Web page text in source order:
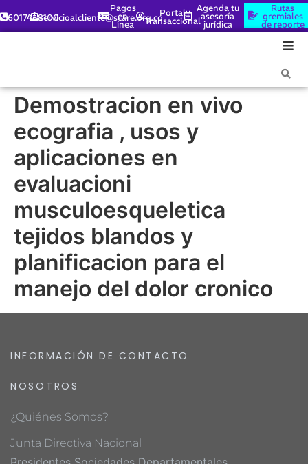
6017448100servicioalcliente@scare.org.co
Pagos
en
Línea
Portal
Transaccional
Agenda tu
asesoría
jurídica
Rutas
gremiales
de reporte
Demostracion en vivo
ecografia , usos y
aplicaciones en
evaluacioni
musculoesqueletica
tejidos blandos y
planificacion para el
manejo del dolor cronico
INFORMACIÓN DE CONTACTO
NOSOTROS
¿Quiénes Somos?
Junta Directiva Nacional